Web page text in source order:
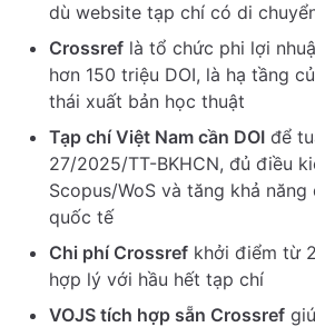
dù website tạp chí có di
Crossref là tổ chức phi lợi
hơn 150 triệu DOI, là hạ tầng
thái xuất bản học thuật
Tạp chí Việt Nam cần DOI để
27/2025/TT-BKHCN, đủ điều
Scopus/WoS và tăng khả
quốc tế
Chi phí Crossref khởi điểm từ
hợp lý với hầu hết tạp chí
VOJS tích hợp sẵn Crossref